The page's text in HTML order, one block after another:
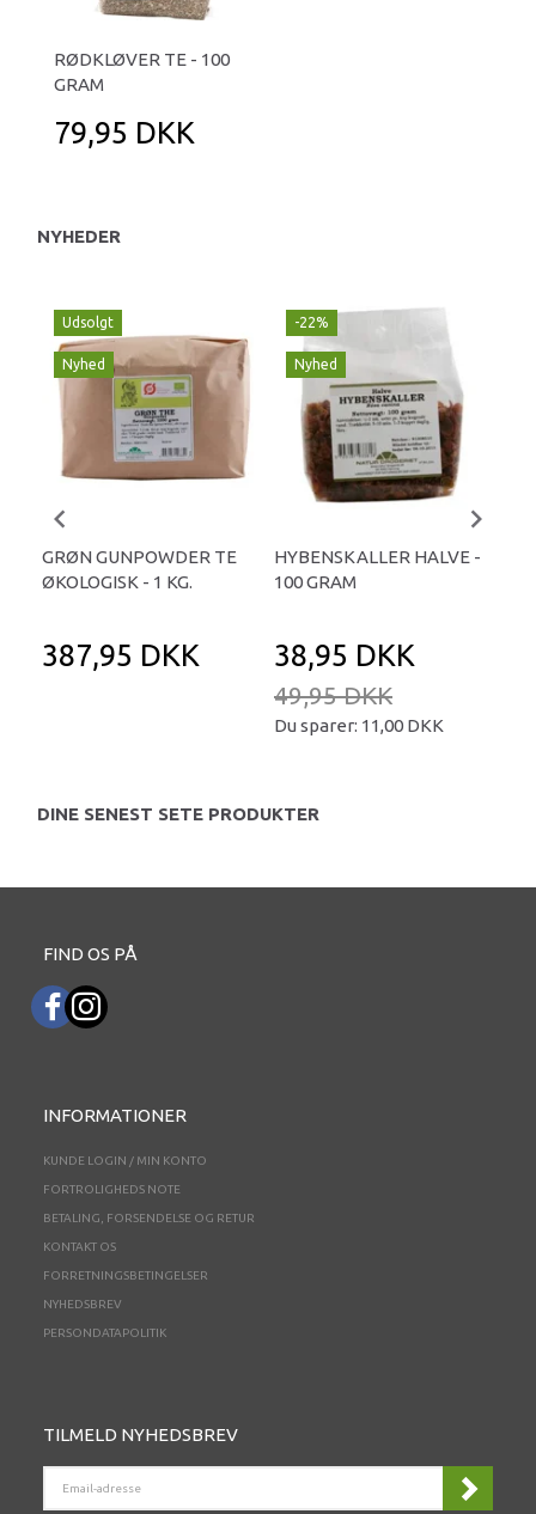
RØDKLØVER TE - 100
GRAM
79,95 DKK
NYHEDER
Udsolgt
Nyhed
GRØN GUNPOWDER TE
ØKOLOGISK - 1 KG.
387,95 DKK
-22%
Nyhed
HYBENSKALLER HALVE -
100 GRAM
38,95 DKK
49,95 DKK
Du sparer: 11,00 DKK
DINE SENEST SETE PRODUKTER
FIND OS PÅ
INFORMATIONER
KUNDE LOGIN / MIN KONTO
FORTROLIGHEDS NOTE
BETALING, FORSENDELSE OG RETUR
KONTAKT OS
FORRETNINGSBETINGELSER
NYHEDSBREV
PERSONDATAPOLITIK
TILMELD NYHEDSBREV
ADRESSE